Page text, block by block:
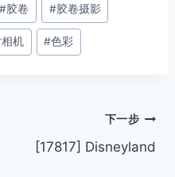
#胶卷 #胶卷摄影
相机 #色彩
下一步
[17817] Disneyland